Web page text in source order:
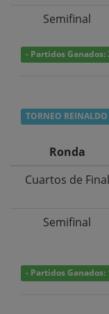
Semifinal
- Partidos Ganados:
TORNEO
Ronda
Cuartos de Final
Semifinal
- Partidos Ganados: